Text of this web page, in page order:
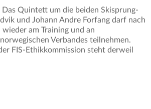
Das Quintett um die beiden Skisprung-
und Johann Andre Forfang darf nach
wieder am Training und an
Verbandes teilnehmen.
FIS-Ethikkommission steht derweil